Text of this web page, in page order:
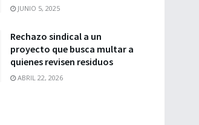
JUNIO 5, 2025
Rechazo sindical a un
proyecto que busca multar a
quienes revisen residuos
ABRIL 22, 2026